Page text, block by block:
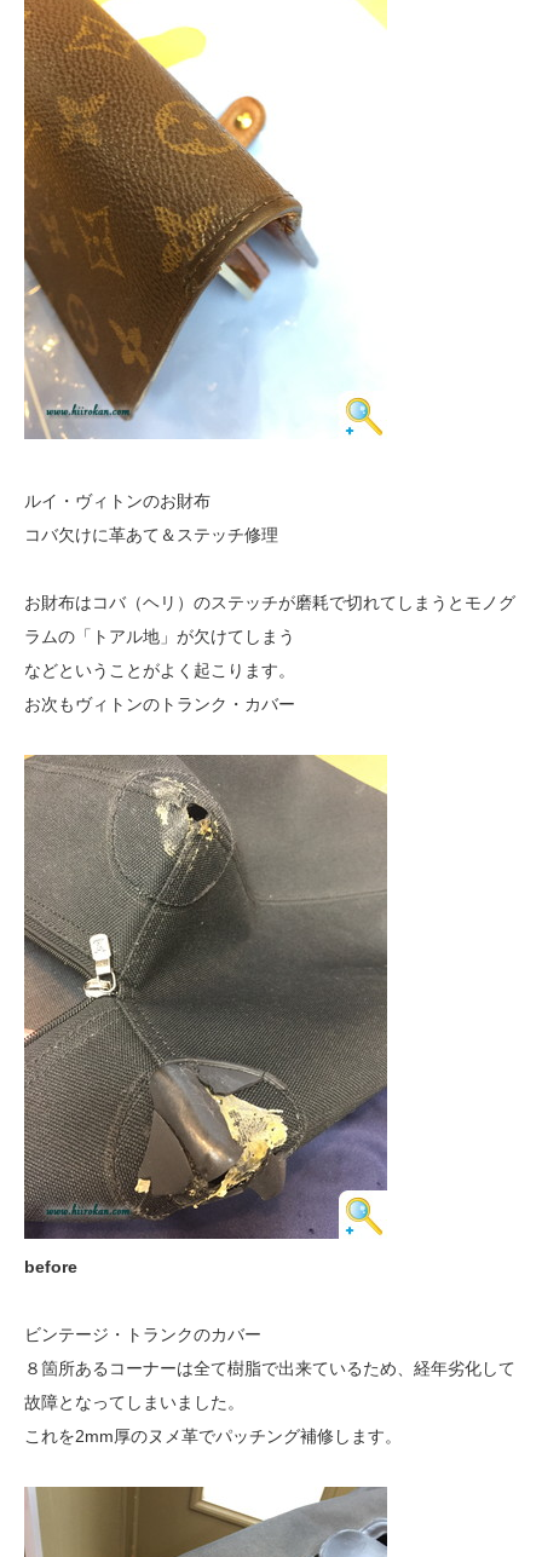
ルイ・ヴィトンのお財布
コバ欠けに革あて＆ステッチ修理
お財布はコバ（ヘリ）のステッチが磨耗で切れてしまうとモノグ
ラムの「トアル地」が欠けてしまう
などということがよく起こります。
お次もヴィトンのトランク・カバー
before
ビンテージ・トランクのカバー
８箇所あるコーナーは全て樹脂で出来ているため、経年劣化して
故障となってしまいました。
これを2mm厚のヌメ革でパッチング補修します。